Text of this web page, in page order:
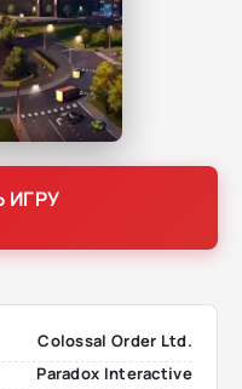
ИГРУ
Colossal Order Ltd.
Paradox Interactive